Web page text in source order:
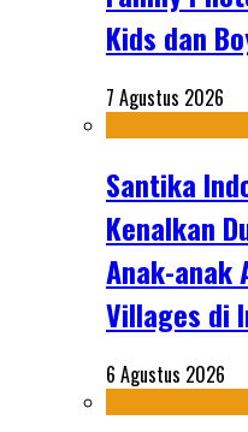
Kids dan
7 Agustus 2026
Santika
Kenalkan
Anak-anak
Villages di
6 Agustus 2026